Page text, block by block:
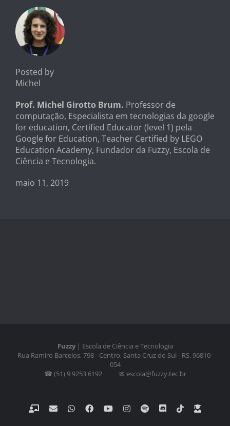
Posted by
Michel
Prof. Michel Girotto Brum. Professor de
computação, Especialista em tecnologias da google
for education, Certified Educator (level 1) pela
Google for Education, Teacher Certified by LEGO
Education Academy, Fundador da Fuzzy, Escola de
Ciência e Tecnologia.
maio 11, 2019
Fuzzy | Escola de Ciência e Tecnologia
Rua Ramiro Barcelos, 798 - Centro, Santa Cruz do Sul - RS, 96810-
054
☎ (51) 9 9253 6192 ⠀⠀⠀✉ escola@fuzzy.tec.br
Classroom
EmailWhatsAppFacebookYouTubeInstagram
Spotify DiscordTiktokFazer